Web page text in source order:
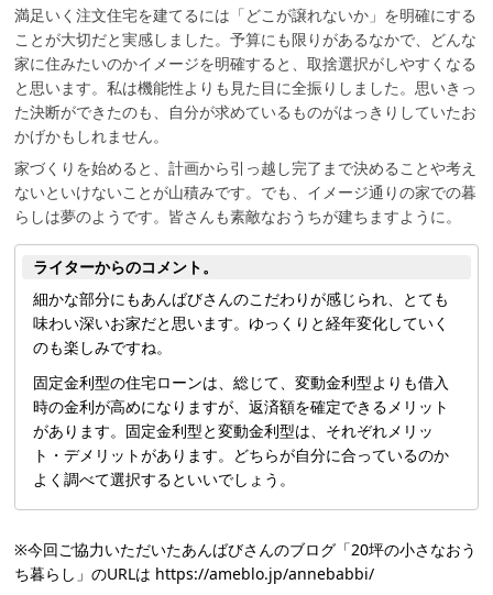
満足いく注文住宅を建てるには「どこが譲れないか」を明確にする
ことが大切だと実感しました。予算にも限りがあるなかで、どんな
家に住みたいのかイメージを明確すると、取捨選択がしやすくなる
と思います。私は機能性よりも見た目に全振りしました。思いきっ
た決断ができたのも、自分が求めているものがはっきりしていたお
かげかもしれません。
家づくりを始めると、計画から引っ越し完了まで決めることや考え
ないといけないことが山積みです。でも、イメージ通りの家での暮
らしは夢のようです。皆さんも素敵なおうちが建ちますように。
ライターからのコメント。
細かな部分にもあんばびさんのこだわりが感じられ、とても
味わい深いお家だと思います。ゆっくりと経年変化していく
のも楽しみですね。
固定金利型の住宅ローンは、総じて、変動金利型よりも借入
時の金利が高めになりますが、返済額を確定できるメリット
があります。固定金利型と変動金利型は、それぞれメリッ
ト・デメリットがあります。どちらが自分に合っているのか
よく調べて選択するといいでしょう。
※今回ご協力いただいたあんばびさんのブログ「20坪の小さなおう
ち暮らし」のURLは https://ameblo.jp/annebabbi/